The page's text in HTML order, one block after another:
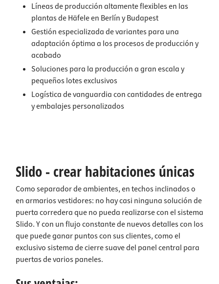
Líneas de producción altamente flexibles en las
plantas de Häfele en Berlín y Budapest
Gestión especializada de variantes para una
adaptación óptima a los procesos de producción y
acabado
Soluciones para la producción a gran escala y
pequeños lotes exclusivos
Logística de vanguardia con cantidades de entrega
y embalajes personalizados
Slido - crear habitaciones únicas
Como separador de ambientes, en techos inclinados o
en armarios vestidores: no hay casi ninguna solución de
puerta corredera que no pueda realizarse con el sistema
Slido. Y con un flujo constante de nuevos detalles con los
que puede ganar puntos con sus clientes, como el
exclusivo sistema de cierre suave del panel central para
puertas de varios paneles.